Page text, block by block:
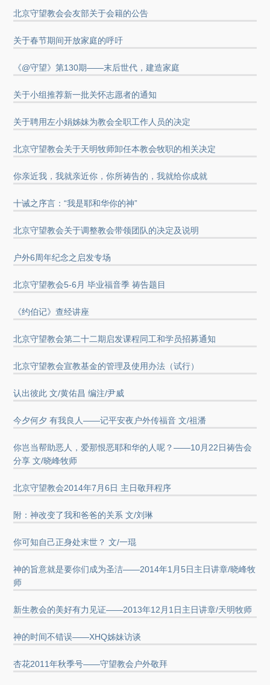
北京守望教会会友部关于会籍的公告
关于春节期间开放家庭的呼吁
《@守望》第130期——末后世代，建造家庭
关于小组推荐新一批关怀志愿者的通知
关于聘用左小娟姊妹为教会全职工作人员的决定
北京守望教会关于天明牧师卸任本教会牧职的相关决定
你亲近我，我就亲近你，你所祷告的，我就给你成就
十诫之序言：“我是耶和华你的神”
北京守望教会关于调整教会带领团队的决定及说明
户外6周年纪念之启发专场
北京守望教会5-6月 毕业福音季 祷告题目
《约伯记》查经讲座
北京守望教会第二十二期启发课程同工和学员招募通知
北京守望教会宣教基金的管理及使用办法（试行）
认出彼此 文/黄佑昌 编注/尹威
今夕何夕 有我良人——记平安夜户外传福音 文/祖潘
你岂当帮助恶人，爱那恨恶耶和华的人呢？——10月22日祷告会
分享 文/晓峰牧师
北京守望教会2014年7月6日 主日敬拜程序
附：神改变了我和爸爸的关系 文/刘琳
你可知自己正身处末世？ 文/一琨
神的旨意就是要你们成为圣洁——2014年1月5日主日讲章/晓峰牧
师
新生教会的美好有力见证——2013年12月1日主日讲章/天明牧师
神的时间不错误——XHQ姊妹访谈
杏花2011年秋季号——守望教会户外敬拜